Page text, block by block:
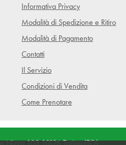
Informativa Privacy
Modalità di Spedizione e Ritiro
Modalità di Pagamento
Contatti
Il Servizio
Condizioni di Vendita
Come Prenotare
Nizza 108 10126 Torino (TO)